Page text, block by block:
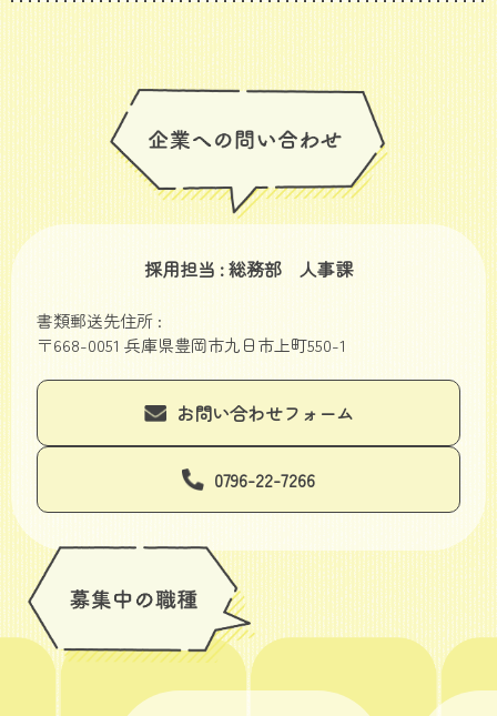
採用担当 : 総務部 人事課
書類郵送先住所 :
〒668-0051 兵庫県豊岡市九日市上町550-1
お問い合わせフォーム
0796-22-7266